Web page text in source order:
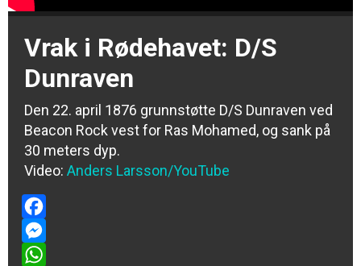
Vrak i Rødehavet: D/S
Dunraven
Den 22. april 1876 grunnstøtte D/S Dunraven ved
Beacon Rock vest for Ras Mohamed, og sank på
30 meters dyp.
Video: Anders Larsson/YouTube
Facebook
Messenger